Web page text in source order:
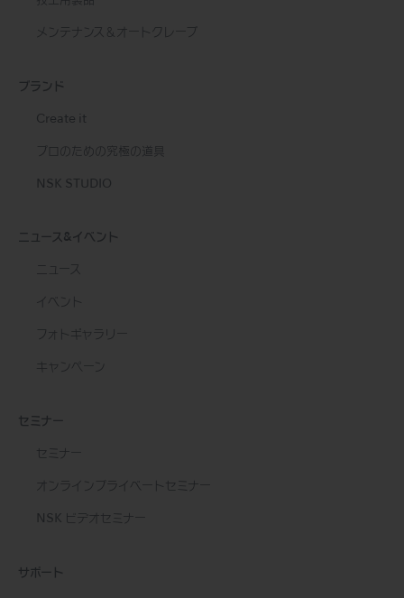
メンテナンス＆オートクレーブ
ブランド
Create it
プロのための究極の道具
NSK STUDIO
ニュース&イベント
ニュース
イベント
フォトギャラリー
キャンペーン
セミナー
セミナー
オンラインプライベートセミナー
NSK ビデオセミナー
サポート